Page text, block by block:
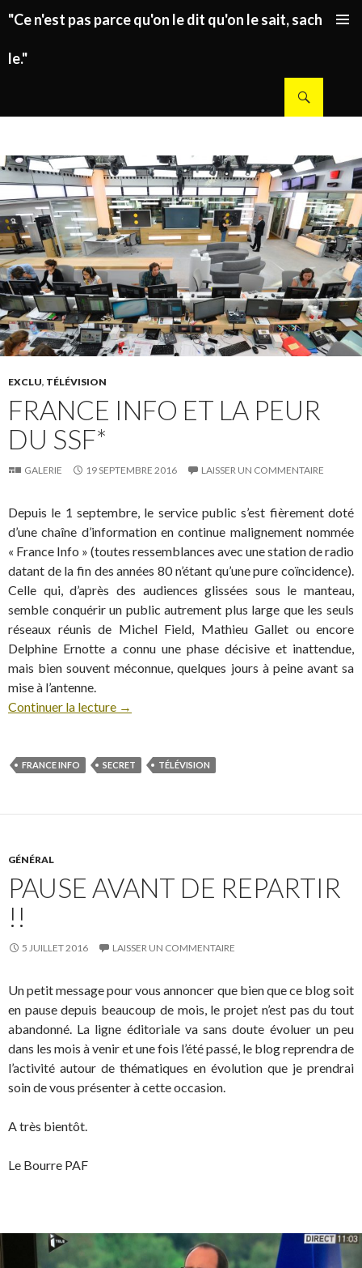
"Ce n'est pas parce qu'on le dit qu'on le sait, sachez
le."
EXCLU, TÉLÉVISION
FRANCE INFO ET LA PEUR
DU SSF*
GALERIE 19 SEPTEMBRE 2016 LAISSER UN COMMENTAIRE
Depuis le 1 septembre, le service public s’est fièrement doté
d’une chaîne d’information en continue malignement nommée
« France Info » (toutes ressemblances avec une station de radio
datant de la fin des années 80 n’étant qu’une pure coïncidence).
Celle qui, d’après des audiences glissées sous le manteau,
semble conquérir un public autrement plus large que les seuls
réseaux réunis de Michel Field, Mathieu Gallet ou encore
Delphine Ernotte a connu une phase décisive et inattendue,
mais bien souvent méconnue, quelques jours à peine avant sa
mise à l’antenne.
Continuer la lecture →
FRANCE INFO SECRET TÉLÉVISION
GÉNÉRAL
PAUSE AVANT DE REPARTIR
!!
5 JUILLET 2016 LAISSER UN COMMENTAIRE
Un petit message pour vous annoncer que bien que ce blog soit
en pause depuis beaucoup de mois, le projet n’est pas du tout
abandonné. La ligne éditoriale va sans doute évoluer un peu
dans les mois à venir et une fois l’été passé, le blog reprendra de
l’activité autour de thématiques en évolution que je prendrai
soin de vous présenter à cette occasion.
A très bientôt.
Le Bourre PAF